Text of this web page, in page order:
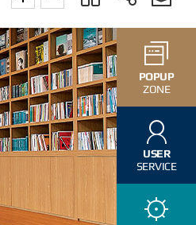
POPUP
ZONE
USER
SERVICE